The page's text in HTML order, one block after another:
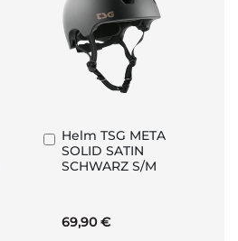
Helm TSG META
SOLID SATIN
SCHWARZ S/M
69,90 €
In
den
Warenkorb